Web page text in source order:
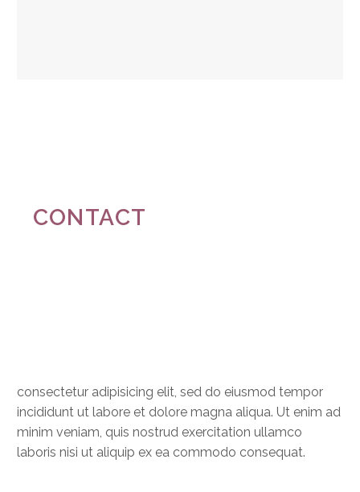
CONTACT
consectetur adipisicing elit, sed do eiusmod tempor
incididunt ut labore et dolore magna aliqua. Ut enim ad
minim veniam, quis nostrud exercitation ullamco
laboris nisi ut aliquip ex ea commodo consequat.